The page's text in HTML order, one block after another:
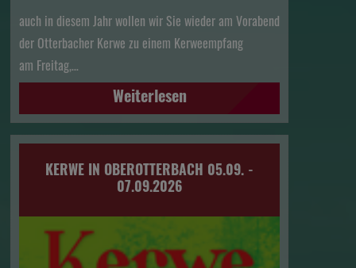
auch in diesem Jahr wollen wir Sie wieder am Vorabend
der Otterbacher Kerwe zu einem Kerweempfang
am Freitag,…
Weiterlesen
KERWE IN OBEROTTERBACH 05.09. -
07.09.2026